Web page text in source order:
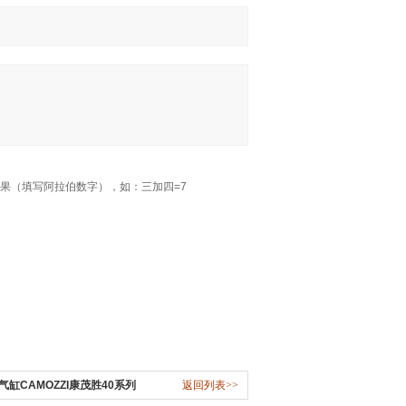
（填写阿拉伯数字），如：三加四=7
缸CAMOZZI康茂胜40系列 返回列表>>